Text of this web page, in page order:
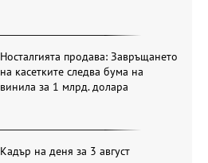
Носталгията продава: Завръщането
на касетките следва бума на
винила за 1 млрд. долара
Кадър на деня за 3 август